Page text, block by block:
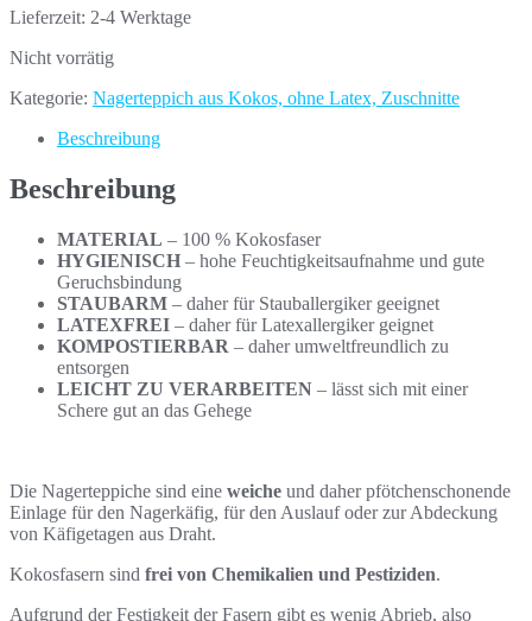
Lieferzeit: 2-4 Werktage
Nicht vorrätig
Kategorie: Nagerteppich aus Kokos, ohne Latex, Zuschnitte
Beschreibung
Beschreibung
MATERIAL – 100 % Kokosfaser
HYGIENISCH – hohe Feuchtigkeitsaufnahme und gute
Geruchsbindung
STAUBARM – daher für Stauballergiker geeignet
LATEXFREI – daher für Latexallergiker geignet
KOMPOSTIERBAR – daher umweltfreundlich zu
entsorgen
LEICHT ZU VERARBEITEN – lässt sich mit einer
Schere gut an das Gehege
Die Nagerteppiche sind eine weiche und daher pfötchenschonende
Einlage für den Nagerkäfig, für den Auslauf oder zur Abdeckung
von Käfigetagen aus Draht.
Kokosfasern sind frei von Chemikalien und Pestiziden.
Aufgrund der Festigkeit der Fasern gibt es wenig Abrieb, also